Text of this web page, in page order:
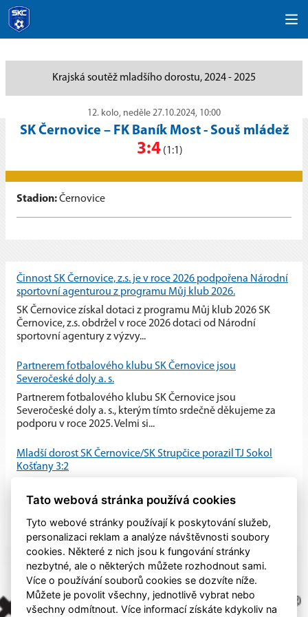
Krajská soutěž mladšího dorostu, 2024 - 2025
12. kolo, neděle 27.10.2024, 10:00
SK Černovice – FK Baník Most - Souš mládež
3:4 (1:1)
Stadion:Černovice
Činnost SK Černovice, z.s. je v roce 2026 podpořena Národní
sportovní agenturou z programu Můj klub 2026.
SK Černovice získal dotaci z programu Můj klub 2026 SK
Černovice, z.s. obdržel v roce 2026 dotaci od Národní
sportovní agentury z výzvy...
Partnerem fotbalového klubu SK Černovice jsou
Severočeské doly a. s.
Partnerem fotbalového klubu SK Černovice jsou
Severočeské doly a. s., kterým tímto srdečně děkujeme za
podporu v roce 2025. Velmi si...
Mladší dorost SK Černovice/SK Strupčice porazil TJ Sokol
Košťany 3:2
utkání proti TJ Sokol Košťany a po vyrovnaném průběhu
Tato webová stránka používá cookies
Tyto webové stránky používají k poskytování služeb,
personalizaci reklam a analýze návštěvnosti soubory
cookies. Některé z nich jsou k fungování stránky
nezbytné, ale o některých můžete rozhodnout sami.
Více o používání souborů cookies se dozvíte níže.
Můžete je povolit všechny, jednotlivě vybrat nebo
všechny odmítnout. Více informací získáte kdykoliv na